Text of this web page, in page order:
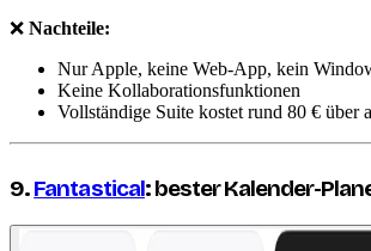
❌ Nachteile:
Nur Apple, keine Web-App, kein
Keine Kollaborationsfunktionen
Vollständige Suite kostet rund 80 € über
9.Fantastical: bester Kalender-